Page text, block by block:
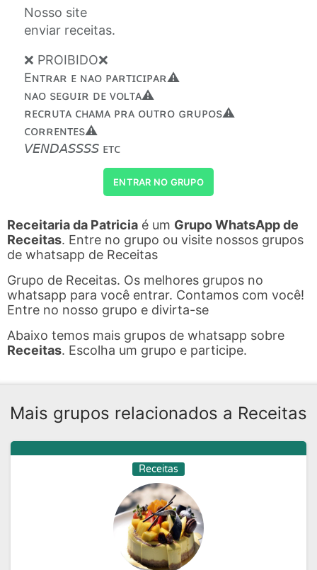
Nosso site
enviar receitas.
❌ PROIBIDO❌
Eɴᴛʀᴀʀ ᴇ ɴᴀᴏ ᴘᴀʀᴛɪᴄɪᴘᴀʀ⚠️
ɴᴀᴏ sᴇɢᴜɪʀ ᴅᴇ ᴠᴏʟᴛᴀ⚠️
ʀᴇᴄʀᴜᴛᴀ ᴄʜᴀᴍᴀ ᴘʀᴀ ᴏᴜᴛʀᴏ ɢʀᴜᴘᴏs⚠️
ᴄᴏʀʀᴇɴᴛᴇs⚠️
𝘝𝘌𝘕𝘋𝘈𝘚𝘚𝘚𝘚 ᴇᴛᴄ
ENTRAR NO GRUPO
Receitaria da Patricia é um Grupo WhatsApp de
Receitas. Entre no grupo ou visite nossos grupos
de whatsapp de Receitas
Grupo de Receitas. Os melhores grupos no
whatsapp para você entrar. Contamos com você!
Entre no nosso grupo e divirta-se
Abaixo temos mais grupos de whatsapp sobre
Receitas. Escolha um grupo e participe.
Mais grupos relacionados a Receitas
Receitas